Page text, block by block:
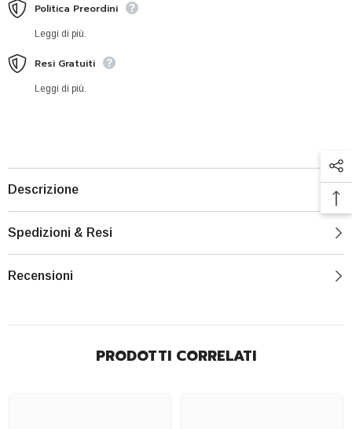
Politica Preordini
Leggi di più.
Resi Gratuiti
Leggi di più.
Descrizione
Spedizioni & Resi
Recensioni
PRODOTTI CORRELATI